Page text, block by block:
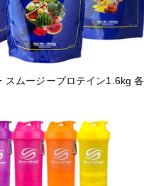
スムージープロテイン1.6kg 各